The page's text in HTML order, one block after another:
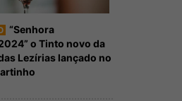
“Senhora
o Tinto novo da
Lezírias lançado no